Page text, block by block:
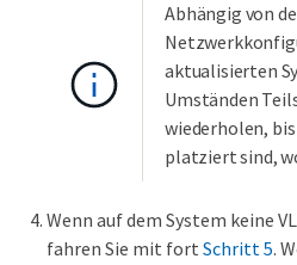
Abhängig von
aktualisierten
Umständen
wiederholen,
platziert sind,
Wenn auf dem System keine
fahren Sie mit fort Schritt 5.